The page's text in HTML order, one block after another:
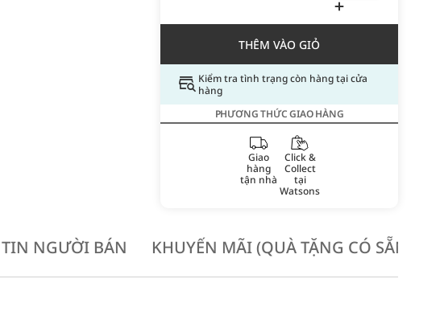
THÊM VÀO GIỎ
Kiểm tra tình trạng còn hàng tại cửa
hàng
PHƯƠNG THỨC GIAO HÀNG
Giao
hàng
tận nhà
Click &
Collect
tại
Watsons
NGƯỜI BÁN KHUYẾN MÃI (QUÀ TẶNG CÓ SẴN